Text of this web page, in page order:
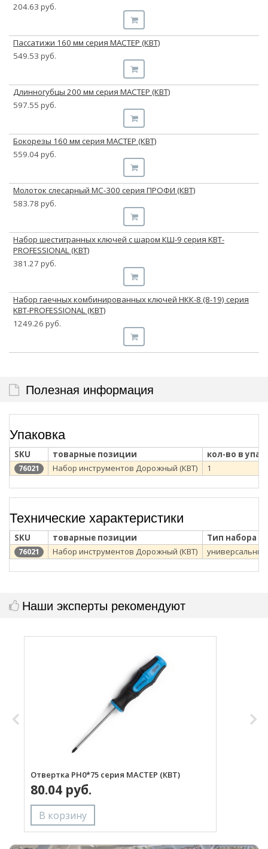
204.63 руб.
Пассатижи 160 мм серия МАСТЕР (КВТ)
549.53 руб.
Длинногубцы 200 мм серия МАСТЕР (КВТ)
597.55 руб.
Бокорезы 160 мм серия МАСТЕР (КВТ)
559.04 руб.
Молоток слесарный МС-300 серия ПРОФИ (КВТ)
583.78 руб.
Набор шестигранных ключей с шаром КШ-9 серия KBT-
PROFESSIONAL (КВТ)
381.27 руб.
Набор гаечных комбинированных ключей НКК-8 (8-19) серия
KBT-PROFESSIONAL (КВТ)
1249.26 руб.
Полезная информация
Упаковка
SKU товарные позиции кол-во в
76021 Набор инструментов Дорожный (КВТ) 1
Технические характеристики
SKU товарные позиции Тип набора
76021 Набор инструментов Дорожный (КВТ) универсальный
Наши эксперты рекомендуют
Отвертка PH0*75 серия МАСТЕР (КВТ)
80.04 руб.